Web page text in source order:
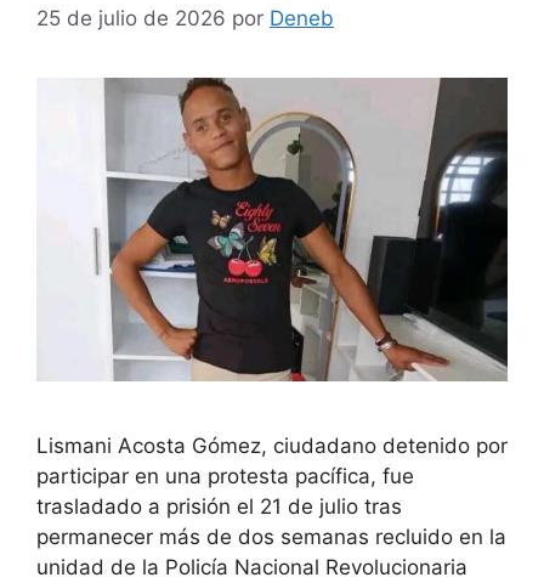
25 de julio de 2026 por Deneb
Lismani Acosta Gómez, ciudadano detenido por
participar en una protesta pacífica, fue
trasladado a prisión el 21 de julio tras
permanecer más de dos semanas recluido en la
unidad de la Policía Nacional Revolucionaria